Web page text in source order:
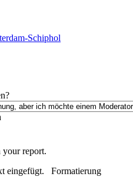
Schiphol
your report.
eingefügt. Formatierung